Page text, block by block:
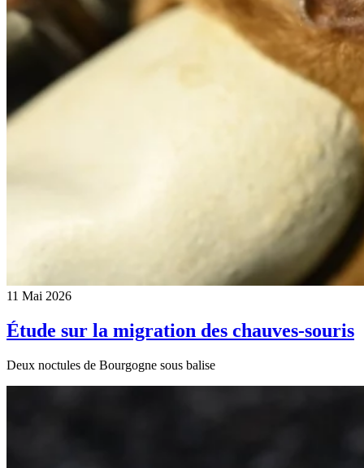
11 Mai 2026
Étude sur la migration des chauves-souris
Deux noctules de Bourgogne sous balise